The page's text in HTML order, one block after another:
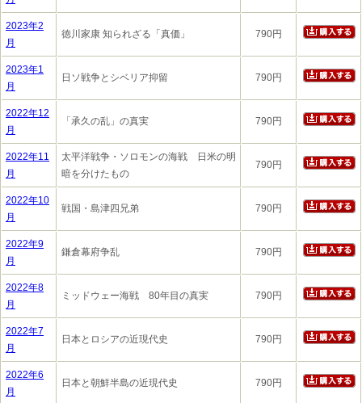
2023年2
月
徳川家康 知られざる「真価」 790円
2023年1
月
日ソ戦争とシベリア抑留 790円
2022年12
月
「承久の乱」の真実 790円
2022年11
月
太平洋戦争・ソロモンの海戦 日米の明
暗を分けたもの
790円
2022年10
月
戦国・島津四兄弟 790円
2022年9
月
鎌倉幕府争乱 790円
2022年8
月
ミッドウェー海戦 80年目の真実 790円
2022年7
月
日本とロシアの近現代史 790円
2022年6
月
日本と朝鮮半島の近現代史 790円